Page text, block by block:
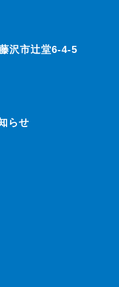
沢市辻堂6-4-5
らせ